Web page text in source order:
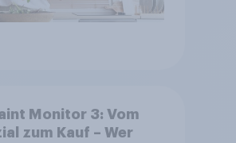
Monitor 3: Vom
zum Kauf – Wer